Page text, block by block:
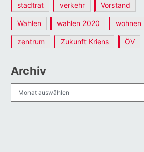
stadtrat verkehr Vorstand
Wahlen wahlen 2020 wohnen
zentrum Zukunft Kriens ÖV
Archiv